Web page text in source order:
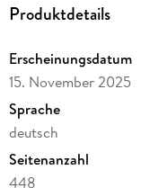
Produktdetails
Erscheinungsdatum
15. November 2025
Sprache
deutsch
Seitenanzahl
448